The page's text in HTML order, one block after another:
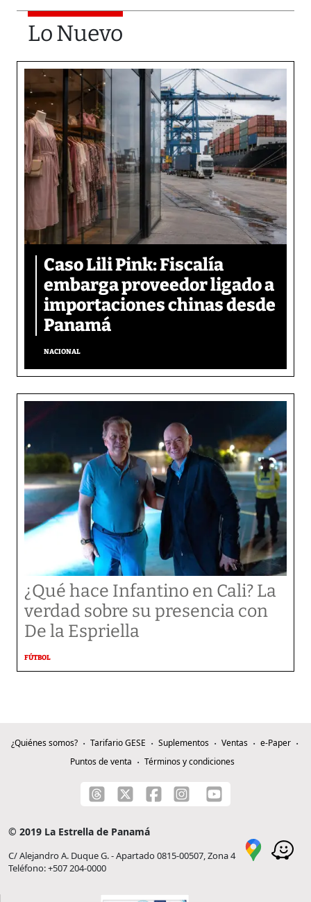
Lo Nuevo
Caso Lili Pink: Fiscalía
embarga proveedor ligado a
importaciones chinas desde
Panamá
NACIONAL
¿Qué hace Infantino en Cali? La
verdad sobre su presencia con
De la Espriella
FÚTBOL
¿Quiénes somos? Tarifario GESE Suplementos Ventas
e-Paper
Puntos de venta
Términos y condiciones
© 2019 La Estrella de Panamá
C/ Alejandro A. Duque G. - Apartado 0815-00507, Zona 4
Teléfono: +507 204-0000